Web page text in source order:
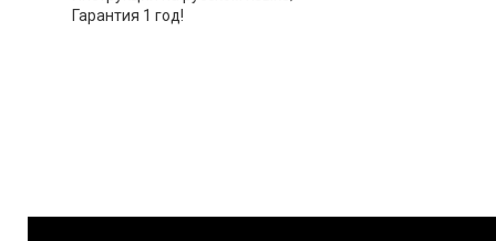
Гарантия 1 год!